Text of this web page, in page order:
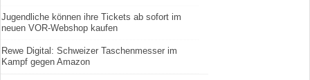
Jugendliche können ihre Tickets ab sofort im
neuen VOR-Webshop kaufen
Rewe Digital: Schweizer Taschenmesser im
Kampf gegen Amazon